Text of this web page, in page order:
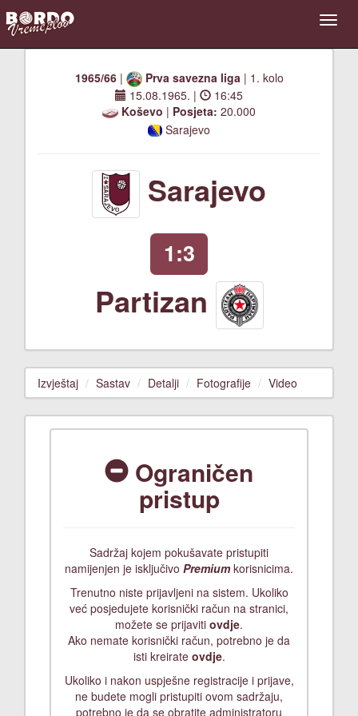
1965/66| Prva savezna liga| 1. kolo
15.08.1965. |
16:45
Koševo | Posjeta: 20.000
Sarajevo
Sarajevo
1:3
Partizan
Izvještaj Sastav Detalji Fotografije Video
Ograničen
pristup
Sadržaj kojem pokušavate pristupiti
namijenjen je isključivo Premiumkorisnicima.
Trenutno niste prijavljeni na sistem. Ukoliko
već posjedujete korisnički račun na stranici,
možete se prijaviti ovdje.
Ako nemate korisnički račun, potrebno je da
isti kreirate ovdje.
Ukoliko i nakon uspješne registracije i prijave,
ne budete mogli pristupiti ovom sadržaju,
potrebno je da se obratite administratoru